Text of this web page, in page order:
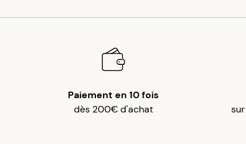
Paiement en 10 fois
dès 200€ d'achat